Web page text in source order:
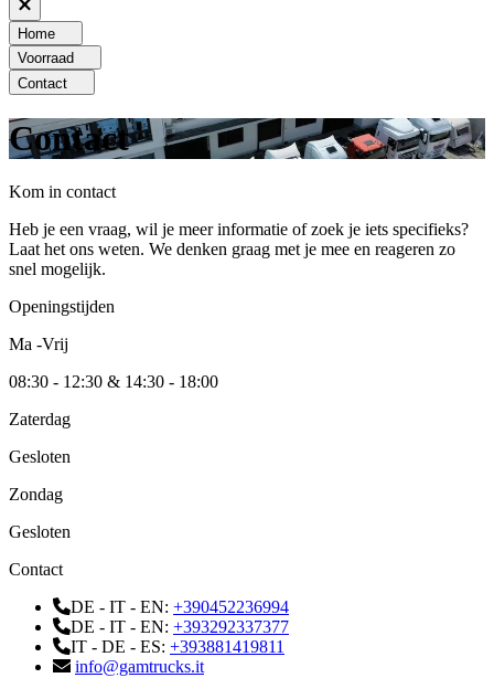
Home
Voorraad
Contact
Contact
Kom in contact
Heb je een vraag, wil je meer informatie of zoek je iets specifieks?
Laat het ons weten. We denken graag met je mee en reageren zo
snel mogelijk.
Openingstijden
Ma -Vrij
08:30 - 12:30 & 14:30 - 18:00
Zaterdag
Gesloten
Zondag
Gesloten
Contact
DE - IT - EN: +390452236994
DE - IT - EN: +393292337377
IT - DE - ES: +393881419811
info@gamtrucks.it